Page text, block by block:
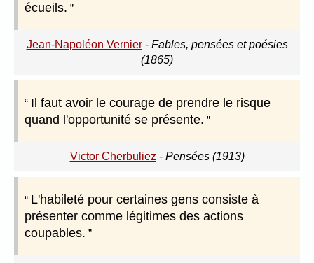
écueils.
Jean-Napoléon Vernier- Fables, pensées et poésies
(1865)
Il faut avoir le courage de prendre le risque
quand l'opportunité se présente.
Victor Cherbuliez - Pensées (1913)
L'habileté pour certaines gens consiste à
présenter comme légitimes des actions
coupables.